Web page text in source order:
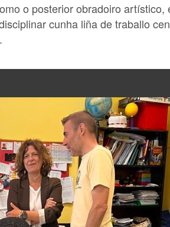
o posterior obradoiro artístico,
cunha liña de traballo